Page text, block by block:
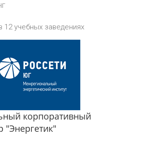
12 учебных заведениях
корпоративный
"Энергетик"